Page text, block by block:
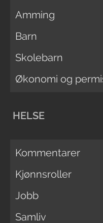
Amming
Barn
Skolebarn
Økonomi og
HELSE
Kommentarer
Kjønnsroller
Jobb
Samliv